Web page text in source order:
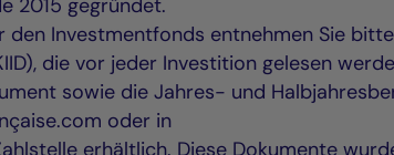
2015 gegründet.
Investmentfonds entnehmen Sie
die vor jeder Investition gelesen
sowie die Jahres- und
oder in
erhältlich. Diese Dokumente